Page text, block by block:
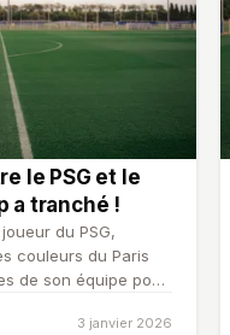
le PSG et le
a tranché !
du PSG,
couleurs du Paris
de son équipe pour
1…
3 janvier 2026